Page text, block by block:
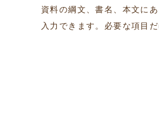
資料の綱文、書名、本文に
入力できます。必要な項目